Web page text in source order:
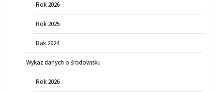
Rok 2026
Rok 2025
Rak 2024
Wykaz danych o środowisku
Rok 2026